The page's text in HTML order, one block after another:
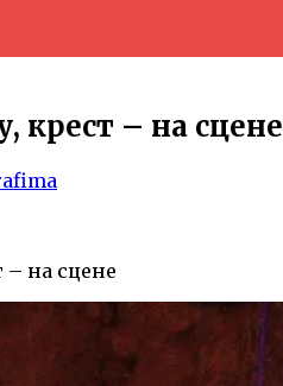
крест – на сцене
– на сцене